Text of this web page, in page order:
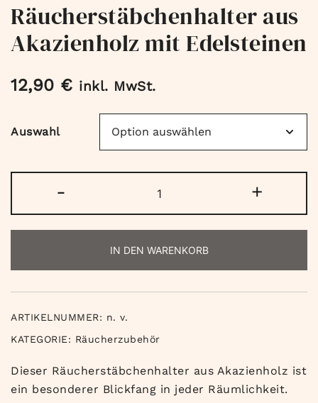
Räucherstäbchenhalter aus
Akazienholz mit Edelsteinen
12,90 € inkl. MwSt.
Auswahl
-
aus
Akazienholz
Edelsteinen
Menge
+
IN DEN WARENKORB
ARTIKELNUMMER: n. v.
KATEGORIE: Räucherzubehör
Dieser Räucherstäbchenhalter aus Akazienholz ist
ein besonderer Blickfang in jeder Räumlichkeit.